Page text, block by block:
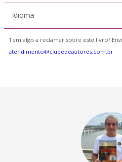
Idioma
Tem algo a reclamar sobre este livro?
atendimento@clubedeautores.com.br